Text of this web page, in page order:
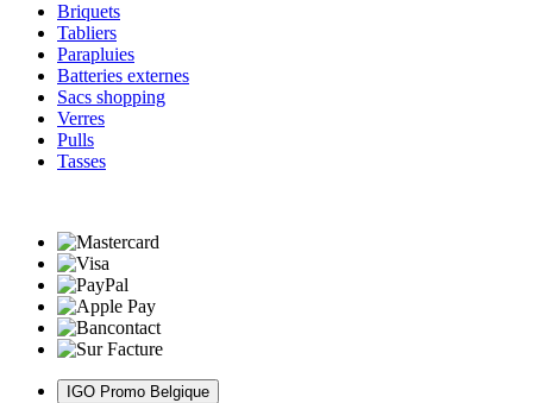
Briquets
Tabliers
Parapluies
Batteries externes
Sacs shopping
Verres
Pulls
Tasses
IGO Promo Belgique